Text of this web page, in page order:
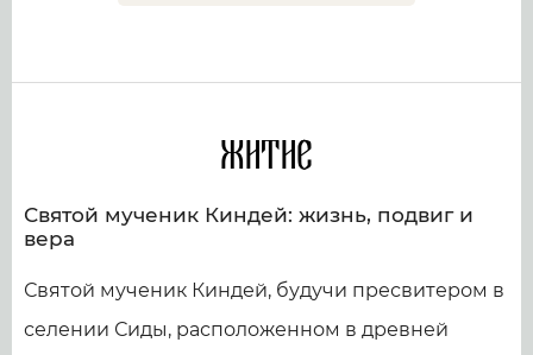
Житие
Святой мученик Киндей: жизнь, подвиг и
вера
Святой мученик Киндей, будучи пресвитером в
селении Сиды, расположенном в древней